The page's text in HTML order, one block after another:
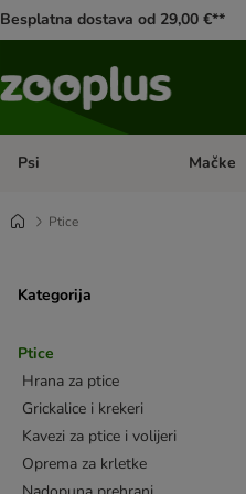
Besplatna dostava od 29,00 €**
Psi Pregled
Mačke
Ptice
Kategorija
Ptice
Hrana za ptice
Grickalice i krekeri
Kavezi za ptice i volijeri
Oprema za krletke